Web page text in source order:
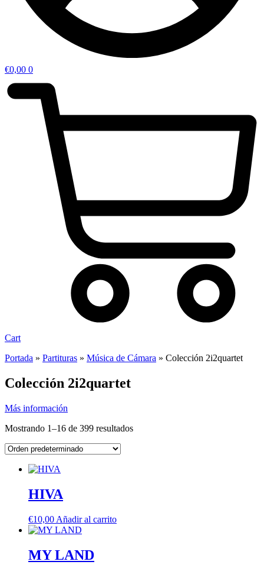
€0,00 0
Cart
Portada » Partituras » Música de Cámara » Colección 2i2quartet
Colección 2i2quartet
Más información
Mostrando 1–16 de 399 resultados
HIVA
€10,00 Añadir al carrito
MY LAND